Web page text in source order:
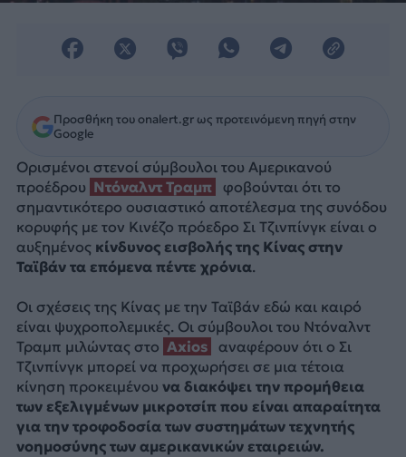
Προσθήκη του onalert.gr ως προτεινόμενη πηγή στην
Google
Ορισμένοι στενοί σύμβουλοι του Aμερικανού
προέδρου Ντόναλντ Τραμπ
φοβούνται ότι το
σημαντικότερο ουσιαστικό αποτέλεσμα της συνόδου
κορυφής με τον Κινέζο πρόεδρο Σι Τζινπίνγκ είναι ο
αυξημένος κίνδυνος εισβολής της Κίνας στην
Ταϊβάν τα επόμενα πέντε χρόνια.
Οι σχέσεις της Κίνας με την Ταϊβάν εδώ και καιρό
είναι ψυχροπολεμικές. Οι σύμβουλοι του Ντόναλντ
Τραμπ μιλώντας στο Axios
αναφέρουν ότι ο Σι
Τζινπίνγκ μπορεί να προχωρήσει σε μια τέτοια
κίνηση προκειμένου να διακόψει την προμήθεια
των εξελιγμένων μικροτσίπ που είναι απαραίτητα
για την τροφοδοσία των συστημάτων τεχνητής
νοημοσύνης των αμερικανικών εταιρειών.